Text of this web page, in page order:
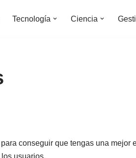
Tecnología Ciencia
conseguir que tengas una
usuarios.